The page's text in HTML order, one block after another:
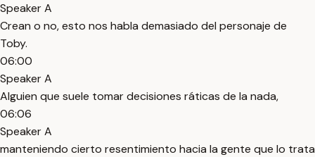
Speaker A
Crean o no, esto nos habla demasiado del personaje de
Toby.
06:00
Speaker A
Alguien que suele tomar decisiones ráticas de la nada,
06:06
Speaker A
manteniendo cierto resentimiento hacia la gente que lo trata